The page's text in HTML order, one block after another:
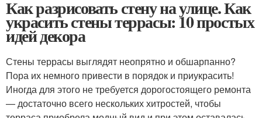
Как разрисовать стену на улице. Как
украсить стены террасы: 10 простых
идей декора
Стены террасы выглядят неопрятно и обшарпанно?
Пора их немного привести в порядок и приукрасить!
Иногда для этого не требуется дорогостоящего ремонта
— достаточно всего нескольких хитростей, чтобы